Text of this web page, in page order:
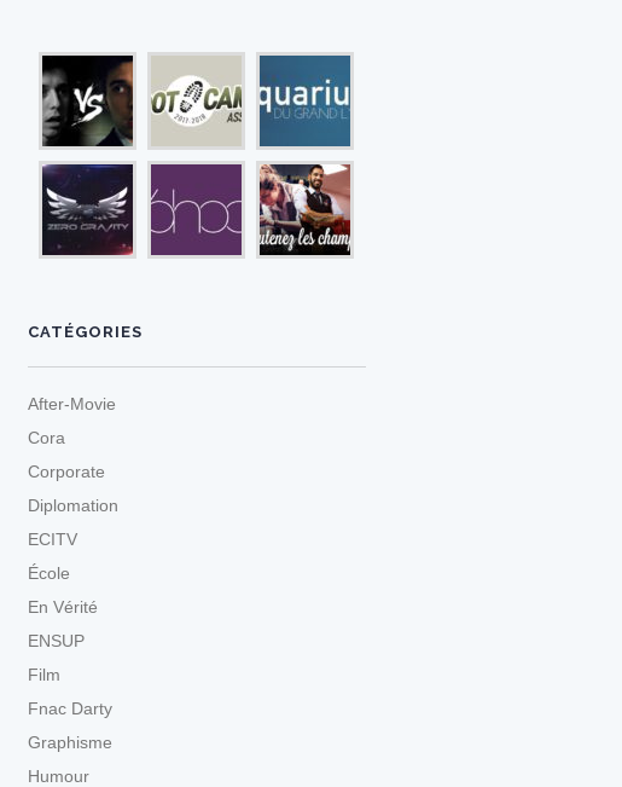
CATÉGORIES
After-Movie
Cora
Corporate
Diplomation
ECITV
École
En Vérité
ENSUP
Film
Fnac Darty
Graphisme
Humour